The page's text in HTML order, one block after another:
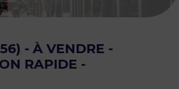
des
- À VENDRE -
RAPIDE -